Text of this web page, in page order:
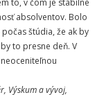
to, v čom je stabilne
absolventov. Bolo
štúdia, že ak by
to presne deň. V
Výskum a vývoj,